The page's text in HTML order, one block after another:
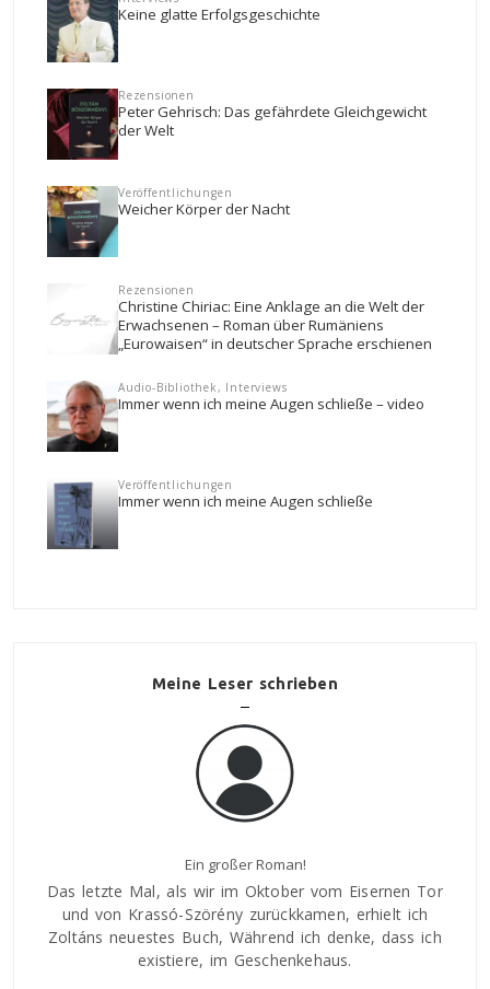
Keine glatte Erfolgsgeschichte
Rezensionen
Peter Gehrisch: Das gefährdete Gleichgewicht
der Welt
Veröffentlichungen
Weicher Körper der Nacht
Rezensionen
Christine Chiriac: Eine Anklage an die Welt der
Erwachsenen – Roman über Rumäniens
„Eurowaisen“ in deutscher Sprache erschienen
Audio-Bibliothek, Interviews
Immer wenn ich meine Augen schließe – video
Veröffentlichungen
Immer wenn ich meine Augen schließe
Meine Leser schrieben
Ein großer Roman!
Das letzte Mal, als wir im Oktober vom Eisernen Tor
und von Krassó-Szörény zurückkamen, erhielt ich
Zoltáns neuestes Buch, Während ich denke, dass ich
existiere, im Geschenkehaus.